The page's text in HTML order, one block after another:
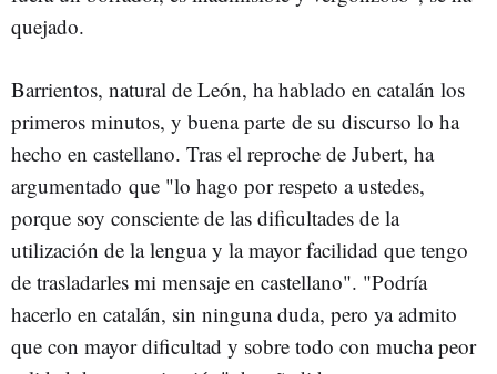
quejado.
Barrientos, natural de León, ha hablado en catalán los
primeros minutos, y buena parte de su discurso lo ha
hecho en castellano. Tras el reproche de Jubert, ha
argumentado que "lo hago por respeto a ustedes,
porque soy consciente de las dificultades de la
utilización de la lengua y la mayor facilidad que tengo
de trasladarles mi mensaje en castellano". "Podría
hacerlo en catalán, sin ninguna duda, pero ya admito
que con mayor dificultad y sobre todo con mucha peor